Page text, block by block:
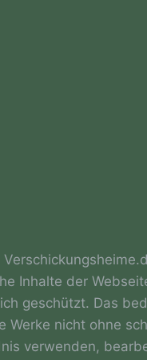
Inhalte der
geschützt. Das
Werke nicht ohne
verwenden,
für den
Willensbekundung in
des für die